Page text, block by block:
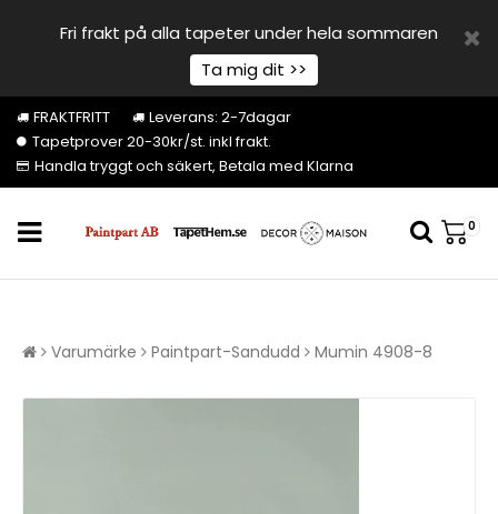
Fri frakt på alla tapeter under hela sommaren
Ta mig dit >>
FRAKTFRITT
Leverans: 2-7dagar
Tapetprover 20-30kr/st. inkl frakt.
Handla tryggt och säkert, Betala med Klarna
0
Varumärke Paintpart-Sandudd Mumin 4908-8